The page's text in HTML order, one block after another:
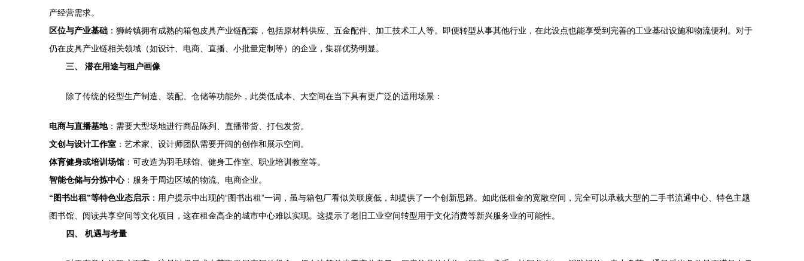
产经营需求。
区位与产业基础 ：狮岭镇拥有成熟的箱包皮具产业链配套，包括原材料供应、五金配件、加工技术工人等。即便转型从事其他行业，在此设点也能享受到完善的工业基础设施和物流便利。对于
仍在皮具产业链相关领域（如设计、电商、直播、小批量定制等）的企业，集群优势明显。
三、 潜在用途与租户画像
除了传统的轻型生产制造、装配、仓储等功能外，此类低成本、大空间在当下具有更广泛的适用场景：
电商与直播基地：需要大型场地进行商品陈列、直播带货、打包发货。
文创与设计工作室 ：艺术家、设计师团队需要开阔的创作和展示空间。
体育健身或培训场馆 ：可改造为羽毛球馆、健身工作室、职业培训教室等。
智能仓储与分拣中心：服务于周边区域的物流、电商企业。
“图书出租”等特色业态启示 ：用户提示中出现的“图书出租”一词，虽与箱包厂看似关联度低，却提供了一个创新思路。如此低租金的宽敞空间，完全可以承载大型的二手书流通中心、特色主题
图书馆、阅读共享空间等文化项目，这在租金高企的城市中心难以实现。这提示了老旧工业空间转型用于文化消费等新兴服务业的可能性。
四、 机遇与考量